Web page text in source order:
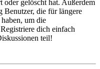
oder gelöscht hat. Außerdem
Benutzer, die für längere
um die
dich einfach
teil!